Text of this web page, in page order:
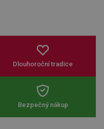
Dlouhoroční tradice
Bezpečný nákup